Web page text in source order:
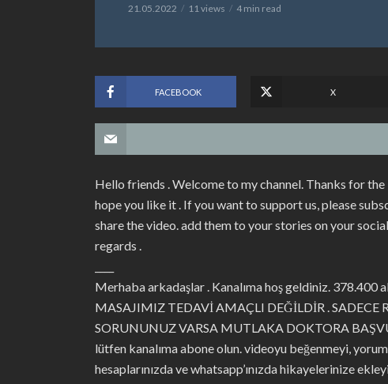
21.05.2022 11 views 4 min read
FACEBOOK X
Hello friends . Welcome to my channel. Thanks for
hope you like it . If you want to support us, please
share the video. add them to your stories on your
regards .
Merhaba arkadaşlar . Kanalıma hoş geldiniz.
MASAJIMIZ TEDAVİ AMAÇLI DEĞİLDİR .
SORUNUNUZ VARSA MUTLAKA DOKTORA
lütfen kanalıma abone olun. videoyu beğenmeyi,
hesaplarınızda ve whatsapp’ınızda hikayelerinize